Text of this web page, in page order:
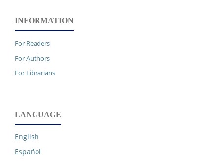
INFORMATION
For Readers
For Authors
For Librarians
LANGUAGE
English
Español